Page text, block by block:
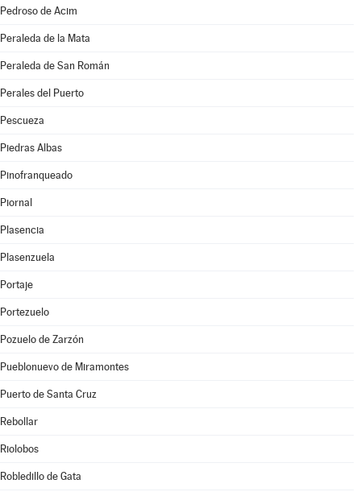
Pedroso de Acim
Peraleda de la Mata
Peraleda de San Román
Perales del Puerto
Pescueza
Piedras Albas
Pinofranqueado
Piornal
Plasencia
Plasenzuela
Portaje
Portezuelo
Pozuelo de Zarzón
Pueblonuevo de Miramontes
Puerto de Santa Cruz
Rebollar
Riolobos
Robledillo de Gata